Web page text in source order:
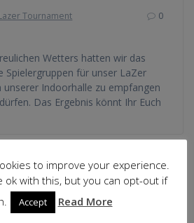
Tournament
0
Wetters hatten wir das
Spielergruppen für unser LaZer
unserer Indoorhalle zu empfangen
Das Ergebnis könnt Ihr Euch
to improve your experience.
ok with this, but you can opt-out if
Accept Read More